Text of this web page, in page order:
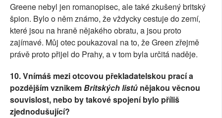
Greene nebyl jen romanopisec, ale také zkušený britský
špion. Bylo o něm známo, že vždycky cestuje do zemí,
které jsou na hraně nějakého obratu, a jsou proto
zajímavé. Můj otec poukazoval na to, že Green zřejmě
právě proto přijel do Prahy, a v tom byla určitá naděje.
10.Vnímáš mezi otcovou překladatelskou prací a
pozdějším vznikemBritských listů nějakou věcnou
souvislost, nebo by takové spojení bylo příliš
zjednodušující?